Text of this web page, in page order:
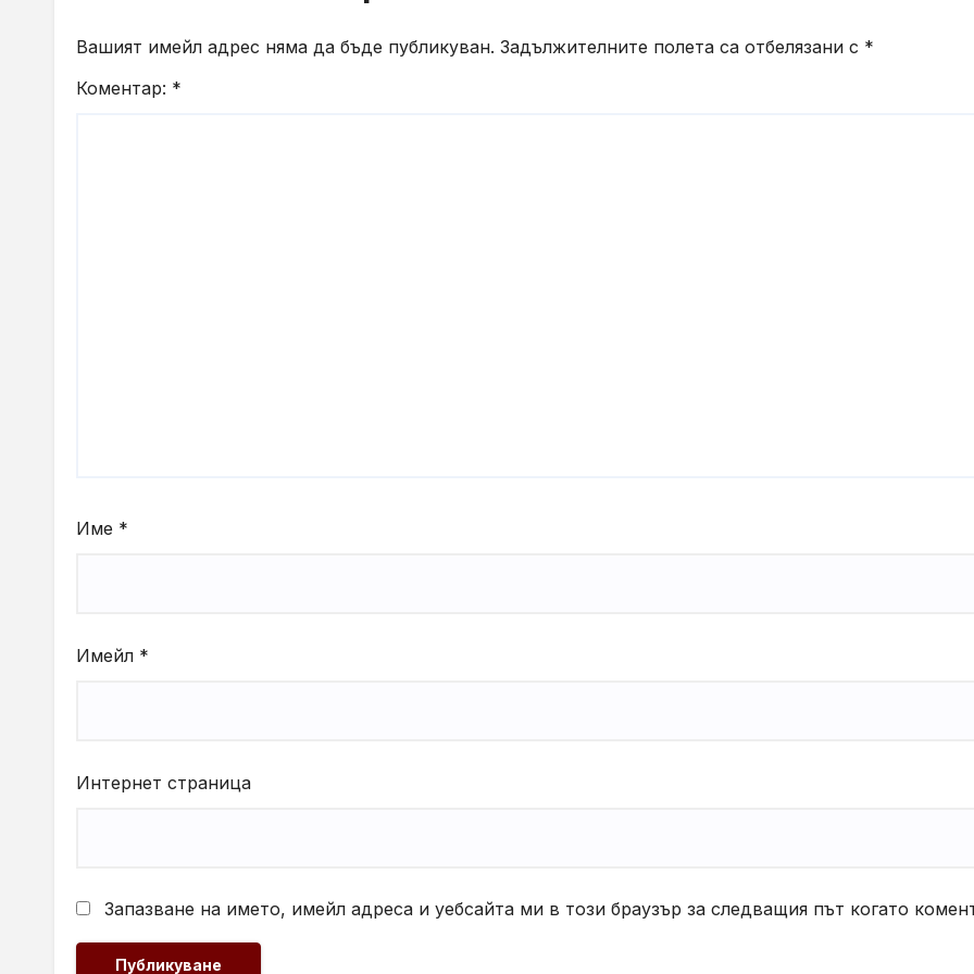
Вашият имейл адрес няма да бъде публикуван. Задължителните полета са отбелязани с *
Коментар: *
Име *
Имейл *
Интернет страница
Запазване на името, имейл адреса и уебсайта ми в този браузър за следващия път когато